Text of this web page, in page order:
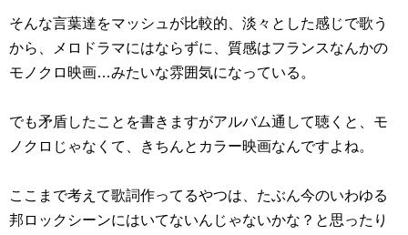
そんな言葉達をマッシュが比較的、淡々とした感じで歌う
から、メロドラマにはならずに、質感はフランスなんかの
モノクロ映画…みたいな雰囲気になっている。
でも矛盾したことを書きますがアルバム通して聴くと、モ
ノクロじゃなくて、きちんとカラー映画なんですよね。
ここまで考えて歌詞作ってるやつは、たぶん今のいわゆる
邦ロックシーンにはいてないんじゃないかな？と思ったり